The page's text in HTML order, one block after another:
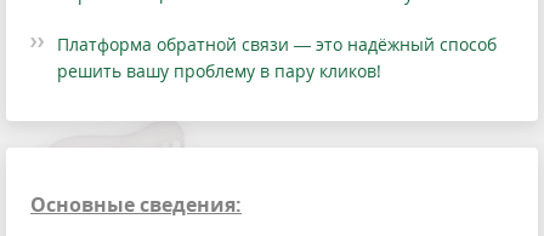
Платформа обратной связи — это надёжный способ
решить вашу проблему в пару кликов!
Основные сведения: